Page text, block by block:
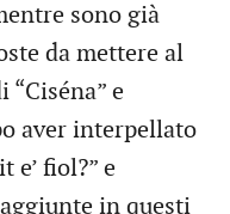
sono già
da mettere al
e
aver interpellato
e’ fiol?” e
in questi